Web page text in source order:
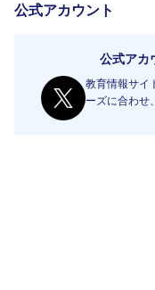
公式アカウント
公式アカ
教育情報サイ
ーズに合わせ